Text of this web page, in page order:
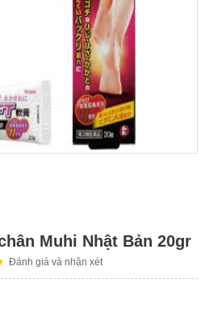
Muhi Nhật Bản 20gr
Đánh giá và nhận xét